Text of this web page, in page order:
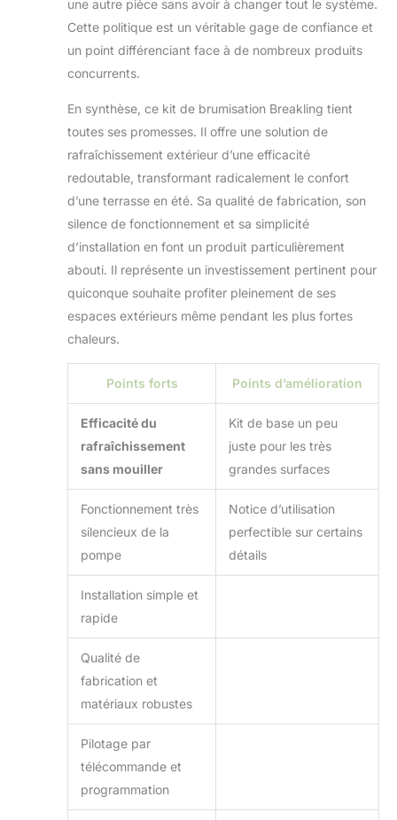
une autre pièce sans avoir à changer tout le système.
Cette politique est un véritable gage de confiance et
un point différenciant face à de nombreux produits
concurrents.
En synthèse, ce kit de brumisation Breakling tient
toutes ses promesses. Il offre une solution de
rafraîchissement extérieur d’une efficacité
redoutable, transformant radicalement le confort
d’une terrasse en été. Sa qualité de fabrication, son
silence de fonctionnement et sa simplicité
d’installation en font un produit particulièrement
abouti. Il représente un investissement pertinent pour
quiconque souhaite profiter pleinement de ses
espaces extérieurs même pendant les plus fortes
chaleurs.
Points forts Points d’amélioration
Efficacité du
rafraîchissement
sans mouiller
Kit de base un peu
juste pour les très
grandes surfaces
Fonctionnement très
silencieux de la
pompe
Notice d’utilisation
perfectible sur certains
détails
Installation simple et
rapide
Qualité de
fabrication et
matériaux robustes
Pilotage par
télécommande et
programmation